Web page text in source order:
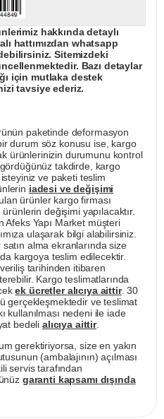
hakkında detaylı
hattımızdan whatsapp
Sitemizdeki
Bazı detaylar
için mutlaka destek
tavsiye ederiz.
paketinde deformasyon
durum söz konusu ise, kargo
ürünlerinizin durumunu kontrol
takdirde, kargo
ve paketi teslim
iadesi ve değişimi
ürünler kargo firması
değişimi yapılacaktır.
Afeks Yapı Market müşteri
ulaşarak bilgi alabilirsiniz.
alma ekranlarında size
kargoya teslim edilecektir.
tarihinden itibaren
Kargo teslimatlarında
ek ücretler alıcıya aittir. 30
gerçekleşmektedir ve teslimat
kullanılması nedeni ile iade
bedeli alıcıya aittir.
gerektiriyorsa, size en yakın
(ambalajının) açılması
servis tarafından
garanti kapsamı dışında